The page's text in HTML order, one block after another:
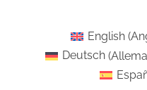
English (
Deutsch (